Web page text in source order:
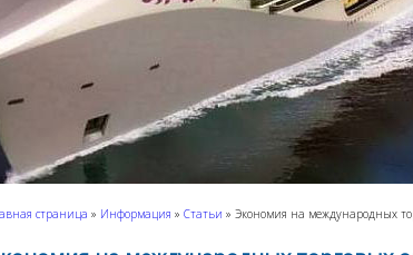
страница » Информация » Статьи » Экономия на международных